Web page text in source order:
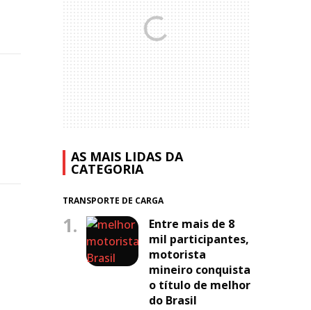
AS MAIS LIDAS DA
CATEGORIA
TRANSPORTE DE CARGA
1.
Entre mais de 8
mil participantes,
motorista
mineiro conquista
o título de melhor
do Brasil